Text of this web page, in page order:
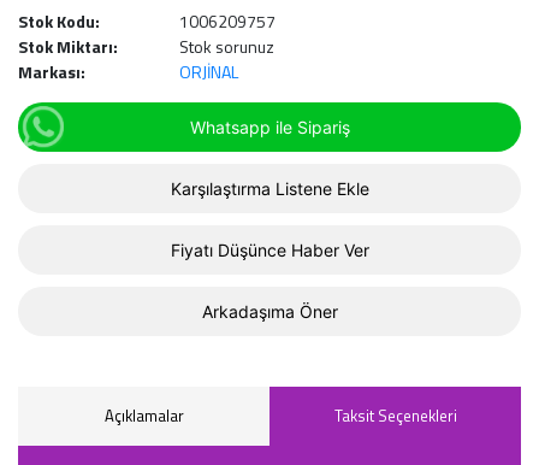
Stok Kodu:
1006209757
Stok Miktarı:
Stok sorunuz
Markası:
ORJİNAL
Whatsapp ile Sipariş
Karşılaştırma Listene Ekle
Fiyatı Düşünce Haber Ver
Arkadaşıma Öner
Açıklamalar Taksit Seçenekleri